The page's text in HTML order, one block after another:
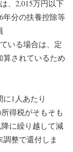
、2,015万円以下
年分の扶養控除等
いる場合は、定
されているため
に1人あたり
得税がそもそも
に繰り越して減
整で還付しま